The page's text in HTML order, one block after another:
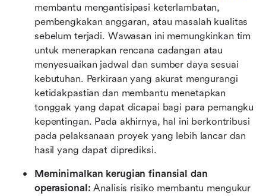
membantu mengantisipasi keterlambatan,
pembengkakan anggaran, atau masalah kualitas
sebelum terjadi. Wawasan ini memungkinkan tim
untuk menerapkan rencana cadangan atau
menyesuaikan jadwal dan sumber daya sesuai
kebutuhan. Perkiraan yang akurat mengurangi
ketidakpastian dan membantu menetapkan
tonggak yang dapat dicapai bagi para pemangku
kepentingan. Pada akhirnya, hal ini berkontribusi
pada pelaksanaan proyek yang lebih lancar dan
hasil yang dapat diprediksi.
Meminimalkan kerugian finansial dan
operasional: Analisis risiko membantu mengukur